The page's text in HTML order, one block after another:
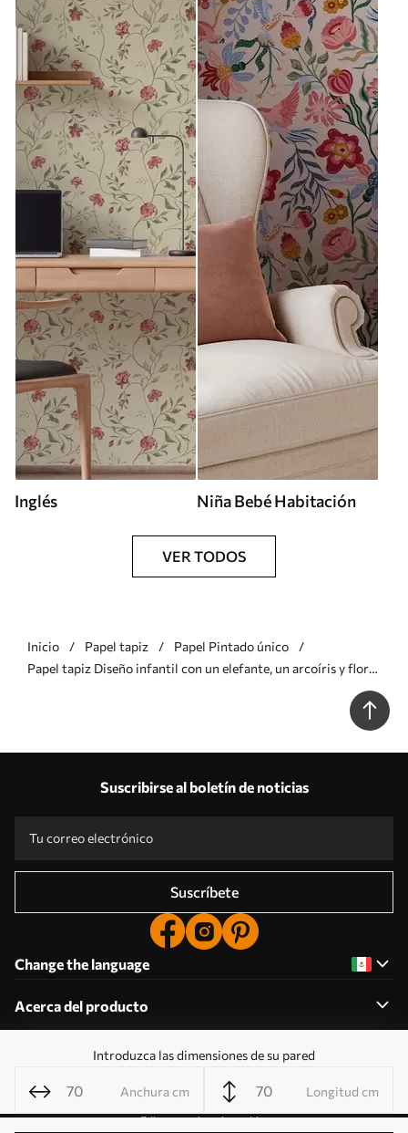
Introduzca las dimensiones de su pared
Anchura cm Longitud cm
Inglés Niña Bebé Habitación
VER TODOS
Inicio Papel tapiz
Papel Pintado único
Papel tapiz Diseño infantil con un elefante, un arcoíris y flores
Suscribirse al boletín de noticias
Suscríbete
Change the language
Acerca del producto
Acerca de la empresa
Editar permisos de cookies